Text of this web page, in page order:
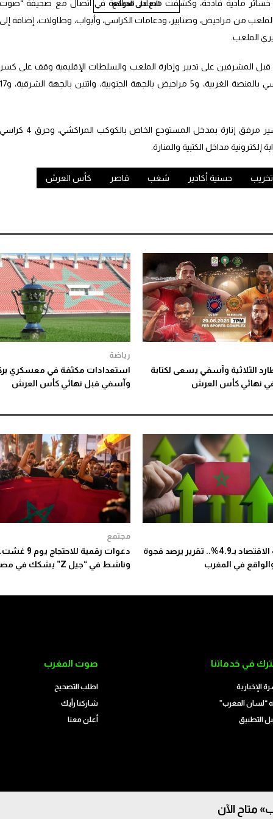
تابع على الموقع
خسائر مادية فادحة، وكشفت مصادر مطلعة في اتصال مع صحيفة “صوت
من مراحيض، وصنابير، ودعامات الكراسي، وأبواب، وطاولات، إضافة إلى
الملعب.
المشرفين على تدبير وإدارة الملعب والسلطات الإقليمية وقف على كسر
طاولة بمستودع الملابس، و22 ودعامات كراسي بالمنصة الغربية، و5 مراحيض بالجهة الجنوبية، واثنين بالجهة الشرقية، و17
وخلص المصدر إلى أن التقرير سجل أيضا تكسير مرفق إنارة بمدخل المستودع الخاص بالكوكب المراكشي، وحرق 4 كراسي
تخريب حسنية أكادير شغب قاصر كأس العرش
الثلاثية وآسفي يسعى لكتابة
في نهائي كأس العرش
رياضة
استعدادات مكثفة في معسكري
وآسفي قبل نهائي كأس العرش
رغم نمو الاقتصاد بـ4.9%.. تقرير يرصد فجوة
والواقع في المغرب
مجتمع
دعوات رقمية للاحتجاج يوم
وناشط في “جيل Z” يشكك في مصدرها
متاح الآن
في خدماتنا
الإخبارية
“لسان المغرب”
التطبيق
صوت المغرب
اطلب التصحيح
شاركنا رأيك
أعلن معنا